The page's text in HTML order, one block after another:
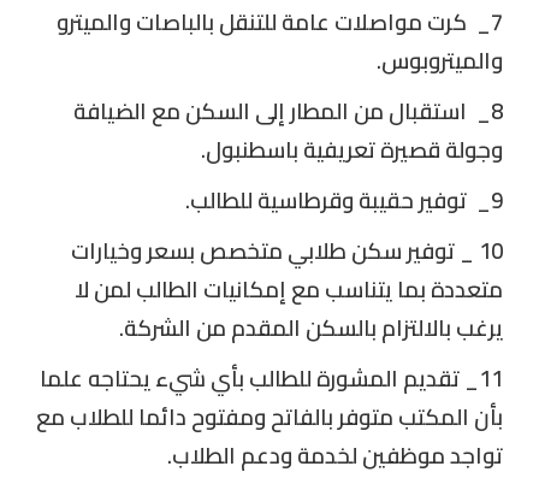
7_ كرت مواصلات عامة للتنقل بالباصات والميترو
والميتروبوس.
8_ استقبال من المطار إلى السكن مع الضيافة
وجولة قصيرة تعريفية باسطنبول.
9_ توفير حقيبة وقرطاسية للطالب.
10 _ توفير سكن طلابي متخصص بسعر وخيارات
متعددة بما يتناسب مع إمكانيات الطالب لمن لا
يرغب بالالتزام بالسكن المقدم من الشركة.
11_ تقديم المشورة للطالب بأي شيء يحتاجه علما
بأن المكتب متوفر بالفاتح ومفتوح دائما للطلاب مع
تواجد موظفين لخدمة ودعم الطلاب.